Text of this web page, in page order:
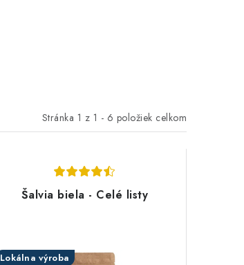
Stránka 1 z 1 - 6 položiek celkom
Šalvia biela - Celé listy
Lokálna výroba